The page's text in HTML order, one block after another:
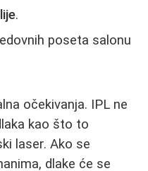
.
poseta salonu
očekivanja. IPL ne
kao što to
laser. Ako se
dlake će se